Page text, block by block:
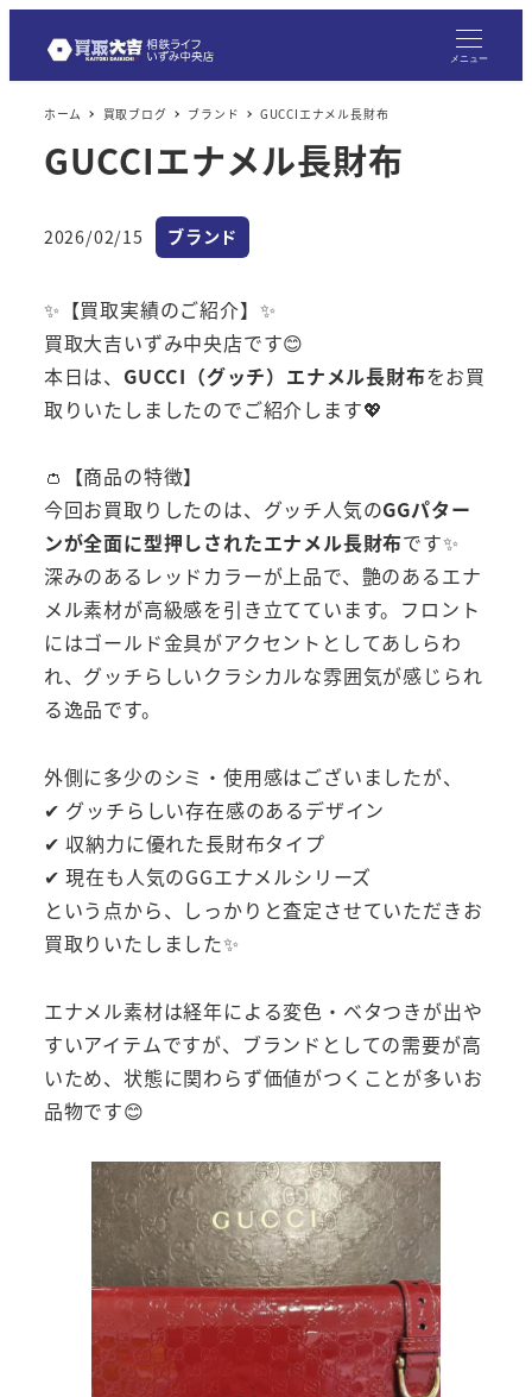
メニュー
ホーム 買取ブログ ブランド GUCCIエナメル長財布
GUCCIエナメル長財布
投稿日
2026/02/15 カテゴリー
ブランド
✨【買取実績のご紹介】✨
買取大吉いずみ中央店です😊
本日は、 GUCCI（グッチ）エナメル長財布をお買
取りいたしましたのでご紹介します💖
👛【商品の特徴】
今回お買取りしたのは、グッチ人気のGGパター
ンが全面に型押しされたエナメル長財布です✨
深みのあるレッドカラーが上品で、艶のあるエナ
メル素材が高級感を引き立てています。フロント
にはゴールド金具がアクセントとしてあしらわ
れ、グッチらしいクラシカルな雰囲気が感じられ
る逸品です。
外側に多少のシミ・使用感はございましたが、
✔ グッチらしい存在感のあるデザイン
✔ 収納力に優れた長財布タイプ
✔ 現在も人気のGGエナメルシリーズ
という点から、しっかりと査定させていただきお
買取りいたしました✨
エナメル素材は経年による変色・ベタつきが出や
すいアイテムですが、ブランドとしての需要が高
いため、状態に関わらず価値がつくことが多いお
品物です😊